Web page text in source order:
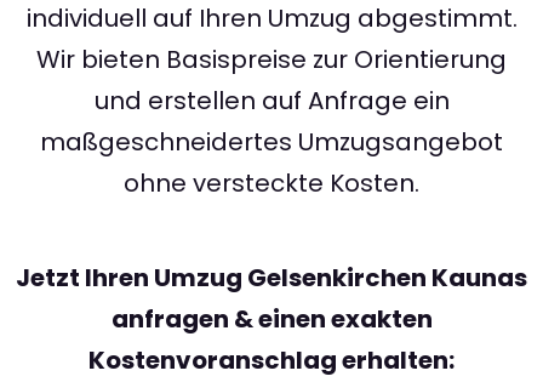
individuell auf Ihren Umzug abgestimmt.
Wir bieten Basispreise zur Orientierung
und erstellen auf Anfrage ein
maßgeschneidertes Umzugsangebot
ohne versteckte Kosten.
Jetzt Ihren Umzug Gelsenkirchen Kaunas
anfragen & einen exakten
Kostenvoranschlag erhalten: